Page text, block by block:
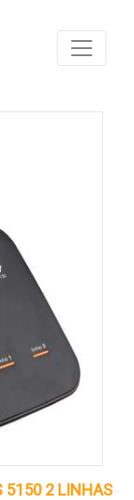
5150 2 LINHAS